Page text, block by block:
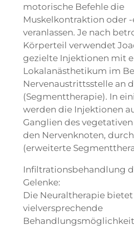
motorische Befehle die
Muskelkontraktion oder
veranlassen. Je nach
Körperteil verwendet
gezielte Injektionen mit
Lokalanästhetikum im
Nervenaustrittsstelle an
(Segmenttherapie). In
werden die Injektionen
Ganglien des
den Nervenknoten,
(erweiterte
Infiltrationsbehandlung
Gelenke:
Die Neuraltherapie bietet
vielversprechende